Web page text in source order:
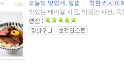
오늘도 맛있게, 덮밥
착한 레시피
맛있는 테이블 지음, 박원민 사진, 육
평점 :